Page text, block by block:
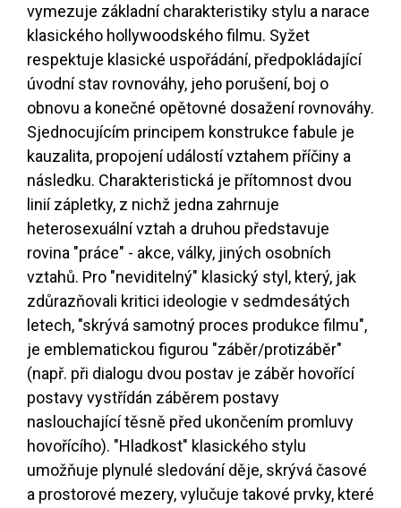
vymezuje základní charakteristiky stylu a narace
klasického hollywoodského filmu. Syžet
respektuje klasické uspořádání, předpokládající
úvodní stav rovnováhy, jeho porušení, boj o
obnovu a konečné opětovné dosažení rovnováhy.
Sjednocujícím principem konstrukce fabule je
kauzalita, propojení událostí vztahem příčiny a
následku. Charakteristická je přítomnost dvou
linií zápletky, z nichž jedna zahrnuje
heterosexuální vztah a druhou představuje
rovina "práce" - akce, války, jiných osobních
vztahů. Pro "neviditelný" klasický styl, který, jak
zdůrazňovali kritici ideologie v sedmdesátých
letech, "skrývá samotný proces produkce filmu",
je emblematickou figurou "záběr/protizáběr"
(např. při dialogu dvou postav je záběr hovořící
postavy vystřídán záběrem postavy
naslouchající těsně před ukončením promluvy
hovořícího). "Hladkost" klasického stylu
umožňuje plynulé sledování děje, skrývá časové
a prostorové mezery, vylučuje takové prvky, které